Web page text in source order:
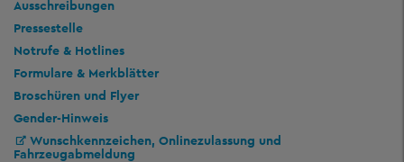
Ausschreibungen
Pressestelle
Notrufe & Hotlines
Formulare & Merkblätter
Broschüren und Flyer
Gender-Hinweis
Wunschkennzeichen, Onlinezulassung und
Fahrzeugabmeldung